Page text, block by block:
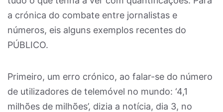
a crónica do combate entre jornalistas e
números, eis alguns exemplos recentes do
PÚBLICO.
Primeiro, um erro crónico, ao falar-se do número
de utilizadores de telemóvel no mundo: ‘4,1
milhões de milhões’, dizia a notícia, dia 3, no